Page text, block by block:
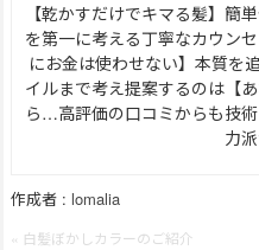
【乾かすだけでキマる髪】簡
を第一に考える丁寧なカウン
にお金は使わせない】本質を
イルまで考え提案するのは【
ら…高評価の口コミからも技
力
作成者 : lomalia
« 白髪ぼかしカラーのご紹介